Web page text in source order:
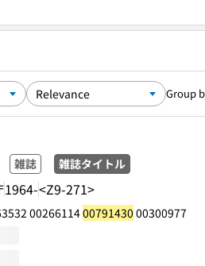
Group
雑誌 雑誌タイトル
1964-<Z9-271>
0026611400791430 00300977